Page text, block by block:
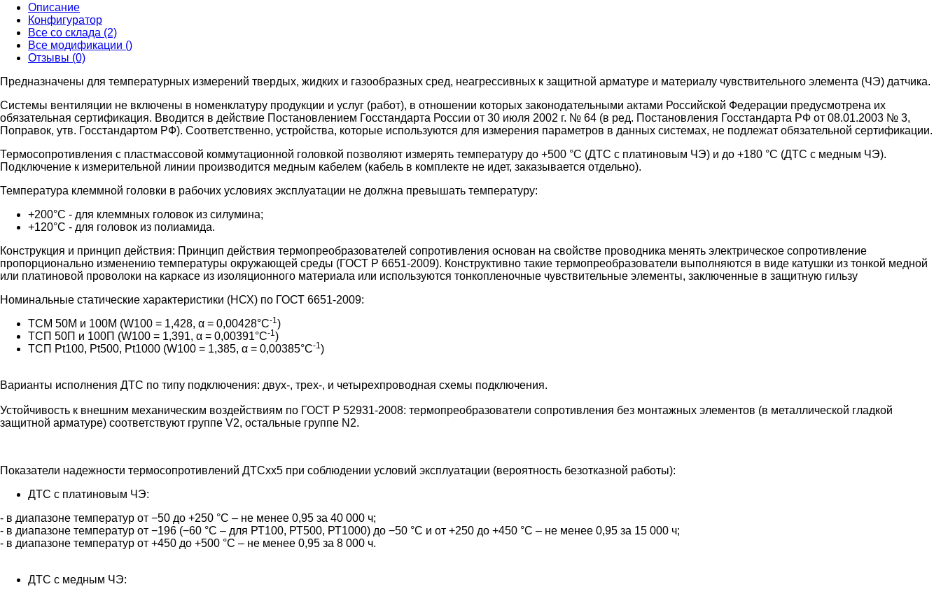
Описание
Конфигуратор
Все со склада (2)
Все модификации ()
Отзывы (0)
Предназначены для температурных измерений твердых, жидких и газообразных сред, неагрессивных к защитной арматуре и материалу чувствительного элемента (ЧЭ) датчика.
Cистемы вентиляции не включены в номенклатуру продукции и услуг (работ), в отношении которых законодательными актами Российской Федерации предусмотрена их
обязательная сертификация. Вводится в действие Постановлением Госстандарта России от 30 июля 2002 г. № 64 (в ред. Постановления Госстандарта РФ от 08.01.2003 № 3,
Поправок, утв. Госстандартом РФ). Соответственно, устройства, которые используются для измерения параметров в данных системах, не подлежат обязательной сертификации.
Термосопротивления с пластмассовой коммутационной головкой позволяют измерять температуру до +500 °С (ДТС с платиновым ЧЭ) и до +180 °С (ДТС с медным ЧЭ).
Подключение к измерительной линии производится медным кабелем (кабель в комплекте не идет, заказывается отдельно).
Температура клеммной головки в рабочих условиях эксплуатации не должна превышать температуру:
+200°C - для клеммных головок из силумина;
+120°C - для головок из полиамида.
Конструкция и принцип действия: Принцип действия термопреобразователей сопротивления основан на свойстве проводника менять электрическое сопротивление
пропорционально изменению температуры окружающей среды (ГОСТ Р 6651-2009). Конструктивно такие термопреобразователи выполняются в виде катушки из тонкой медной
или платиновой проволоки на каркасе из изоляционного материала или используются тонкопленочные чувствительные элементы, заключенные в защитную гильзу
Номинальные статические характеристики (НСХ) по ГОСТ 6651-2009:
ТСМ 50М и 100М (W100 = 1,428, α = 0,00428°С-1)
ТСП 50П и 100П (W100 = 1,391, α = 0,00391°С-1)
ТСП Pt100, Pt500, Pt1000 (W100 = 1,385, α = 0,00385°С-1)
Варианты исполнения ДТС по типу подключения: двух-, трех-, и четырехпроводная схемы подключения.
Устойчивость к внешним механическим воздействиям по ГОСТ Р 52931-2008: термопреобразователи сопротивления без монтажных элементов (в металлической гладкой
защитной арматуре) соответствуют группе V2, остальные группе N2.
Показатели надежности термосопротивлений ДТСхх5 при соблюдении условий эксплуатации (вероятность безотказной работы):
ДТС с платиновым ЧЭ:
- в диапазоне температур от −50 до +250 °С – не менее 0,95 за 40 000 ч;
- в диапазоне температур от −196 (−60 °С – для РТ100, РТ500, РТ1000) до −50 °С и от +250 до +450 °С – не менее 0,95 за 15 000 ч;
- в диапазоне температур от +450 до +500 °С – не менее 0,95 за 8 000 ч.
ДТС с медным ЧЭ: